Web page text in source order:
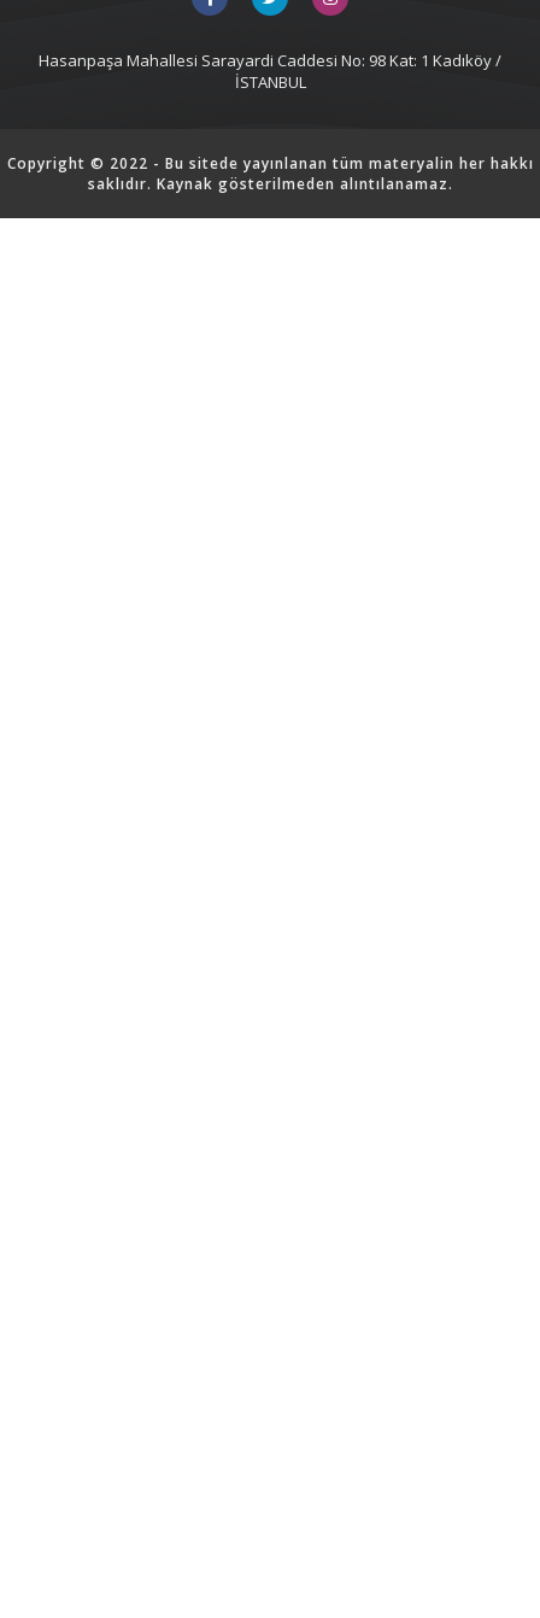
Hasanpaşa Mahallesi Sarayardi Caddesi No: 98 Kat: 1 Kadıköy /
İSTANBUL
Copyright © 2022 - Bu sitede yayınlanan tüm materyalin her hakkı
saklıdır. Kaynak gösterilmeden alıntılanamaz.